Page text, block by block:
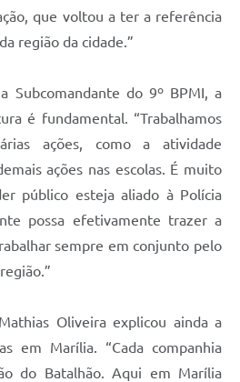
que voltou a ter a referência
região da cidade.”
Subcomandante do 9º BPMI, a
é fundamental. “Trabalhamos
ações, como a atividade
ações nas escolas. É muito
público esteja aliado à Polícia
possa efetivamente trazer a
sempre em conjunto pelo
Oliveira explicou ainda a
em Marília. “Cada companhia
do Batalhão. Aqui em Marília